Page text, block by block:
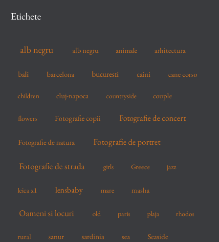
h
Etichete
alb negru alb negru animale arhitectura
bali barcelona bucuresti caini cane corso
children cluj-napoca countryside couple
flowers Fotografie copii Fotografie de concert
Fotografie de natura Fotografie de portret
Fotografie de strada girls Greece jazz
leica x1 lensbaby mare masha
Oameni si locuri old paris plaja rhodos
rural sanur sardinia sea Seaside